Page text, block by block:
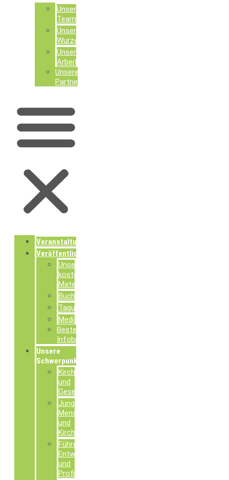
Unser
Team
Unsere
Wurzeln
Unsere
Arbeit
Unsere
Partner
Veranstaltungen
Veröffentlichungen
Unsere
kostenlosen
Materialien
Buchpublikationen
Tagungsdokumentationen
Mediathek
Bestellung
Infobroschüren
Unsere
Schwerpunkte
Kirche
und
Gesellschaft
Junge
Menschen
und
Kirche
Führen,
Entwickeln
und
Profilieren